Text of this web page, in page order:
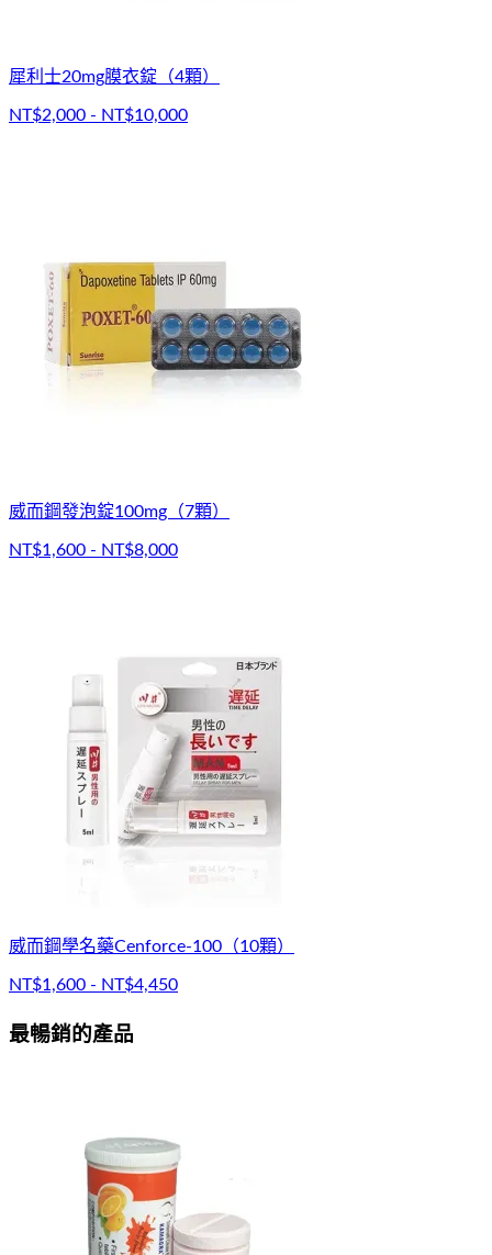
犀利士20mg膜衣錠（4顆）
NT$2,000 - NT$10,000
威而鋼發泡錠100mg（7顆）
NT$1,600 - NT$8,000
威而鋼學名藥Cenforce-100（10顆）
NT$1,600 - NT$4,450
最暢銷的產品